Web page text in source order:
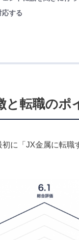
する
と転職のポ
に「JX金属に転